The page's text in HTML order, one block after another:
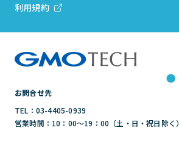
お問合せ先
TEL：03-4405-0939
営業時間：10：00～19：00（土・日・祝日除く）
利用規約